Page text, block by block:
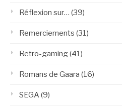
Réflexion sur… (39)
Remerciements (31)
Retro-gaming(41)
Romans de Gaara (16)
SEGA(9)